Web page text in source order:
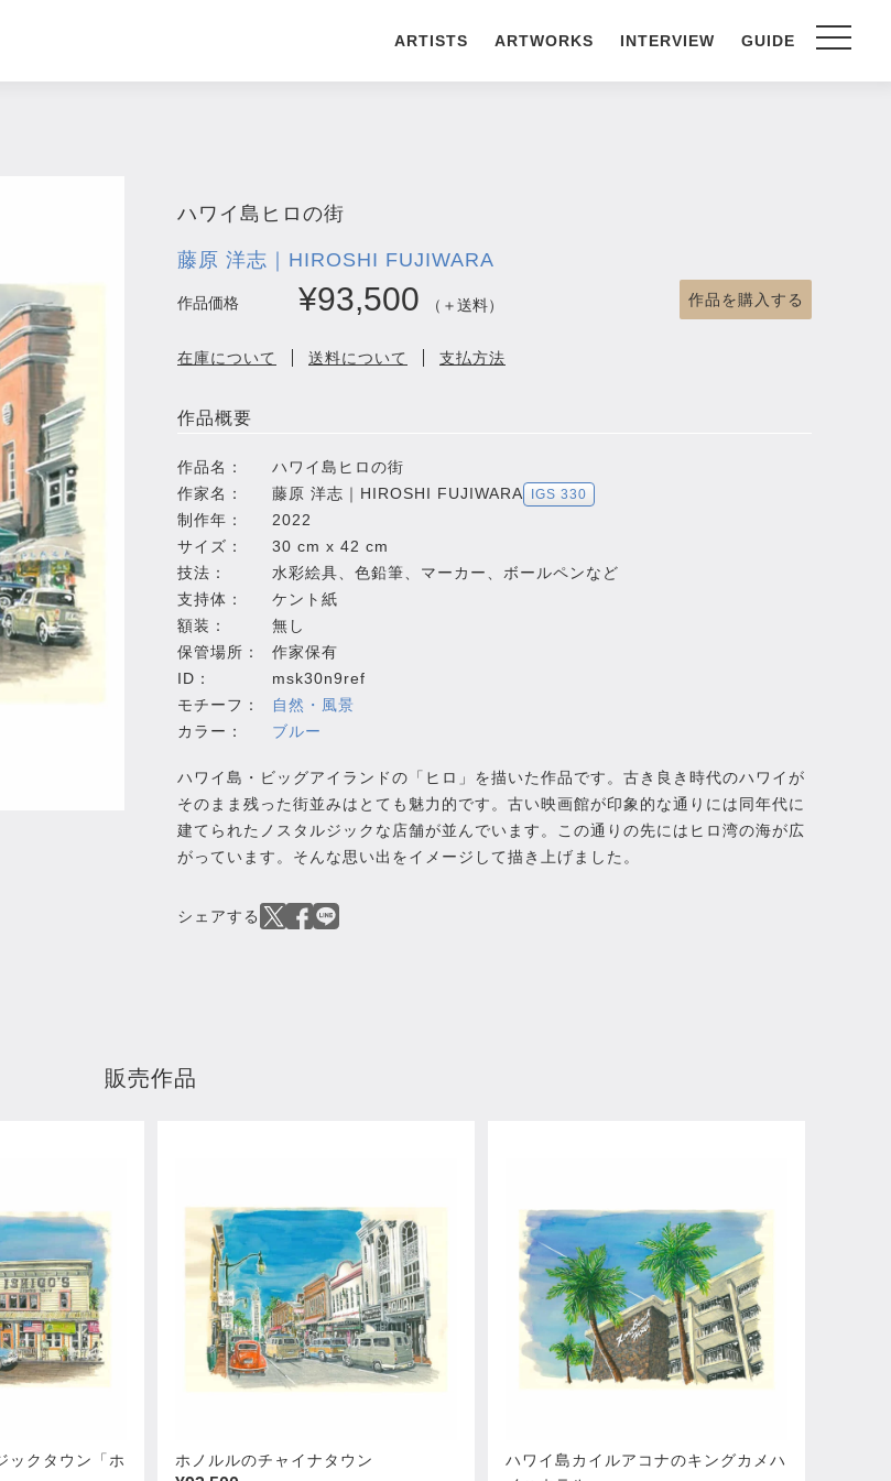
ARTISTS ARTWORKS INTERVIEW GUIDE
ハワイ島ヒロの街
藤原 洋志｜HIROSHI FUJIWARA
作品価格 ¥93,500 （＋送料） 作品を購入する
在庫について 送料について 支払方法
作品概要
作品名：
ハワイ島ヒロの街
作家名：
藤原 洋志｜HIROSHI FUJIWARA IGS 330
制作年：
2022
サイズ：
30 cm x 42 cm
技法：
水彩絵具、色鉛筆、マーカー、ボールペンなど
支持体：
ケント紙
額装：
無し
保管場所：
作家保有
ID：
msk30n9ref
モチーフ：
自然・風景
カラー：
ブルー
ハワイ島・ビッグアイランドの「ヒロ」を描いた作品です。古き良き時代のハワイが
そのまま残った街並みはとても魅力的です。古い映画館が印象的な通りには同年代に
建てられたノスタルジックな店舗が並んでいます。この通りの先にはヒロ湾の海が広
がっています。そんな思い出をイメージして描き上げました。
販売作品
ックタウン「ホ
ホノルルのチャイナタウン
ハワイ島カイルアコナのキングカメハ